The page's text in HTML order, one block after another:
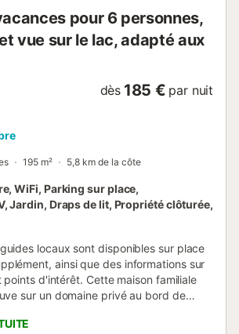
pour 6 personnes,
vue sur le lac, adapté aux
dès 185 € par nuit
195 m² 5,8 km de la côte
WiFi, Parking sur place,
Jardin, Draps de lit, Propriété clôturée,
locaux sont disponibles sur place
ainsi que des informations sur
points d'intérêt. Cette maison familiale
sur un domaine privé au bord de
pour offrir le confort moderne tout